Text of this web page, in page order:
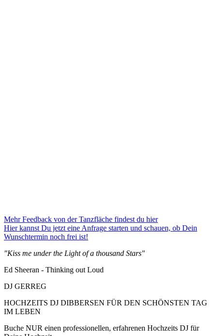
Mehr Feedback von der Tanzfläche findest du hier
Hier kannst Du jetzt eine Anfrage starten und schauen, ob Dein
Wunschtermin noch frei ist!
"Kiss me under the Light of a thousand Stars"
Ed Sheeran - Thinking out Loud
DJ GERREG
HOCHZEITS DJ DIBBERSEN FÜR DEN SCHÖNSTEN TAG
IM LEBEN
Buche NUR einen professionellen, erfahrenen Hochzeits DJ für